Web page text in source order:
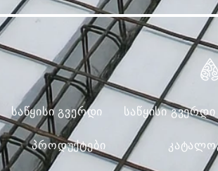
საწყისი გვერდი საწყისი გვერდი
პროდუქტები